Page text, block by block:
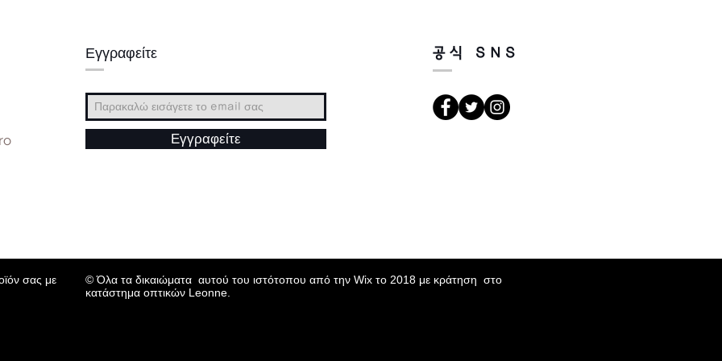
Εγγραφείτε
Εγγραφείτε
공식 SNS
σας με
© Όλα τα δικαιώματα αυτού του ιστότοπου από την Wix το 2018 με κράτηση στο
κατάστημα οπτικών Leonne.